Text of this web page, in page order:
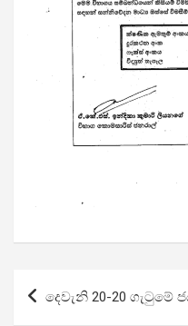
Post
navigation
දෙවැනි 20-20 ගැටුමේ